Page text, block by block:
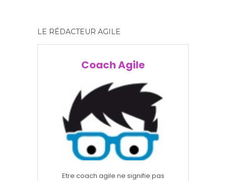
LE RÉDACTEUR AGILE
Coach Agile
Etre coach agile ne signifie pas